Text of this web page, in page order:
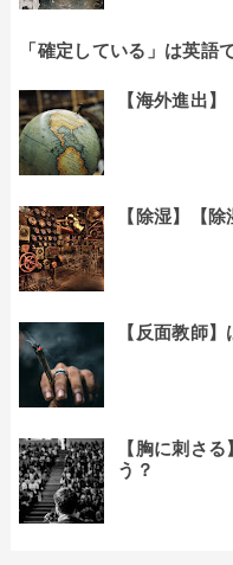
「確定している」は英語
【海外進出
【除湿】【
【反面教師
【胸に刺さ
う？